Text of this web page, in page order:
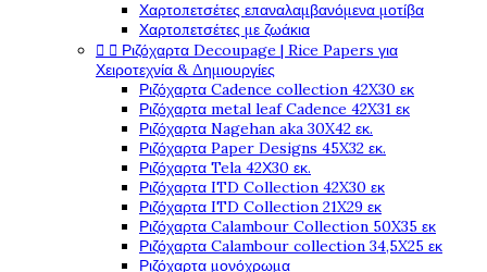
Χαρτοπετσέτες επαναλαμβανόμενα μοτίβα
Χαρτοπετσέτες με ζωάκια
  Ριζόχαρτα Decoupage | Rice Papers για
Χειροτεχνία & Δημιουργίες
Ριζόχαρτα Cadence collection 42X30 εκ
Ριζόχαρτα metal leaf Cadence 42X31 εκ
Ριζόχαρτα Nagehan aka 30X42 εκ.
Ριζόχαρτα Paper Designs 45X32 εκ.
Ριζόχαρτα Tela 42Χ30 εκ.
Ριζόχαρτα ITD Collection 42X30 εκ
Ριζόχαρτα ITD Collection 21X29 εκ
Ριζόχαρτα Calambour Collection 50X35 εκ
Ριζόχαρτα Calambour collection 34,5X25 εκ
Ριζόχαρτα μονόχρωμα